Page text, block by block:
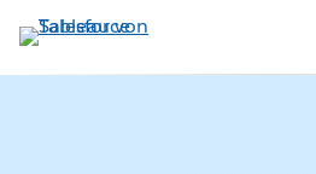
Direkt
zum
Inhalt